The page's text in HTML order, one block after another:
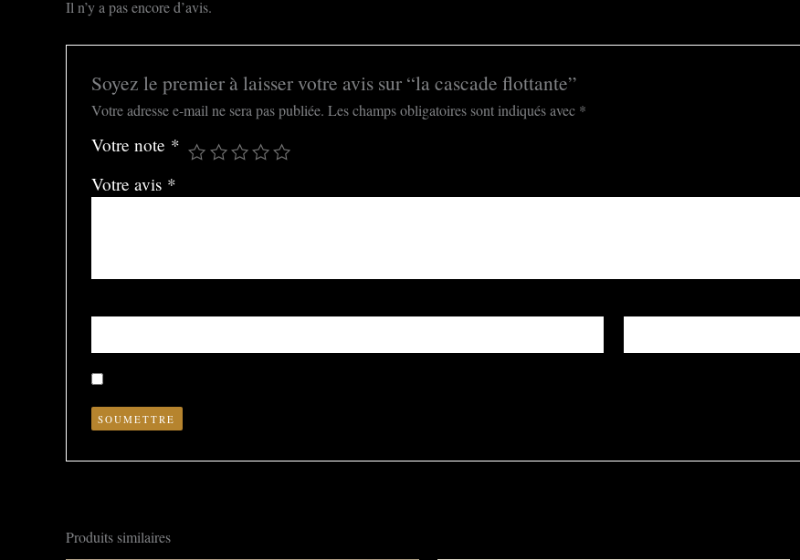
Il n’y a pas encore d’avis.
Soyez le premier à laisser votre avis sur “la cascade flottante”
Votre adresse e-mail ne sera pas publiée. Les champs obligatoires sont indiqués avec *
Votre note *
Votre avis *
Produits similaires